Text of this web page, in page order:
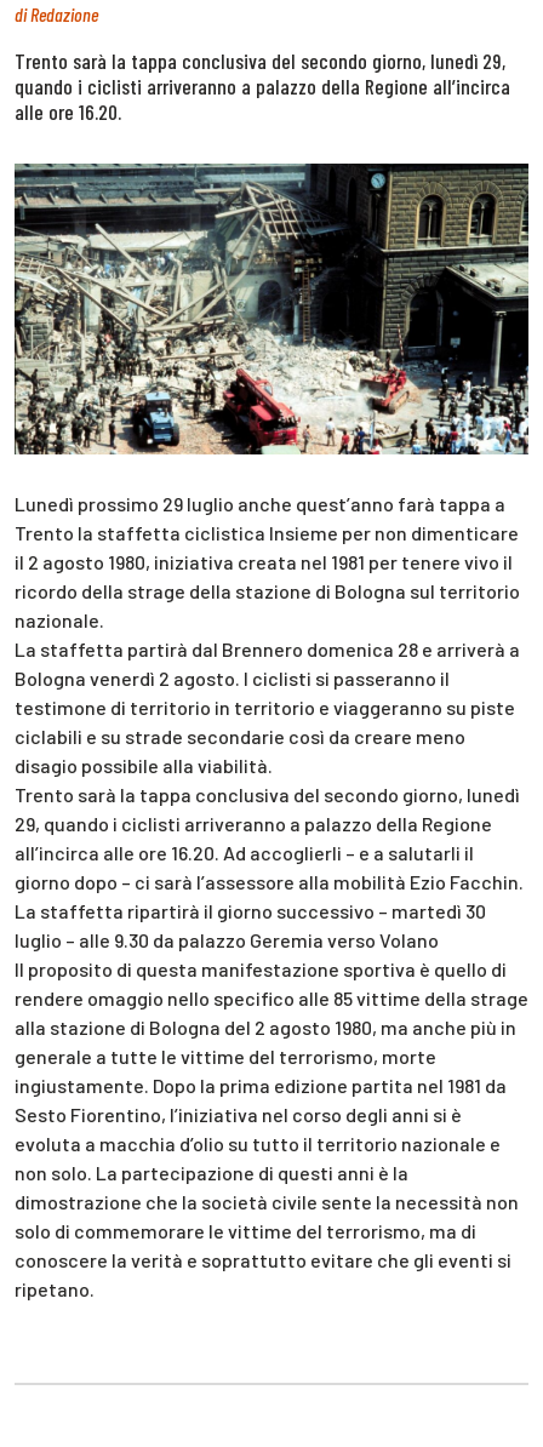
diRedazione
Trento sarà la tappa conclusiva del secondo giorno, lunedì 29,
quando i ciclisti arriveranno a palazzo della Regione all’incirca
alle ore 16.20.
Lunedì prossimo 29 luglio anche quest’anno farà tappa a
Trento la staffetta ciclistica Insieme per non dimenticare
il 2 agosto 1980, iniziativa creata nel 1981 per tenere vivo il
ricordo della strage della stazione di Bologna sul territorio
nazionale.
La staffetta partirà dal Brennero domenica 28 e arriverà a
Bologna venerdì 2 agosto. I ciclisti si passeranno il
testimone di territorio in territorio e viaggeranno su piste
ciclabili e su strade secondarie così da creare meno
disagio possibile alla viabilità.
Trento sarà la tappa conclusiva del secondo giorno, lunedì
29, quando i ciclisti arriveranno a palazzo della Regione
all’incirca alle ore 16.20. Ad accoglierli – e a salutarli il
giorno dopo – ci sarà l’assessore alla mobilità Ezio Facchin.
La staffetta ripartirà il giorno successivo – martedì 30
luglio – alle 9.30 da palazzo Geremia verso Volano
Il proposito di questa manifestazione sportiva è quello di
rendere omaggio nello specifico alle 85 vittime della strage
alla stazione di Bologna del 2 agosto 1980, ma anche più in
generale a tutte le vittime del terrorismo, morte
ingiustamente. Dopo la prima edizione partita nel 1981 da
Sesto Fiorentino, l’iniziativa nel corso degli anni si è
evoluta a macchia d’olio su tutto il territorio nazionale e
non solo. La partecipazione di questi anni è la
dimostrazione che la società civile sente la necessità non
solo di commemorare le vittime del terrorismo, ma di
conoscere la verità e soprattutto evitare che gli eventi si
ripetano.